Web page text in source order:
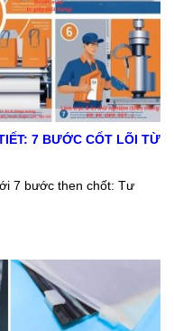
7 BƯỚC CỐT LÕI TỪ
7 bước then chốt: Tư